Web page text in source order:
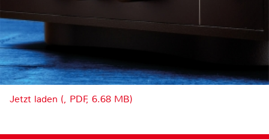
Jetzt laden (, PDF, 6.68 MB)